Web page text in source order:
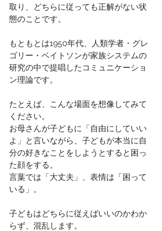
取り、どちらに従っても正解がない状
態のことです。
もともとは1950年代、人類学者・グレ
ゴリー・ベイトソンが家族システムの
研究の中で提唱したコミュニケーショ
ン理論です。
たとえば、こんな場面を想像してみて
ください。
お母さんが子どもに「自由にしていい
よ」と言いながら、子どもが本当に自
分の好きなことをしようとすると困っ
た顔をする。
言葉では「大丈夫」、表情は「困って
いる」。
子どもはどちらに従えばいいのかわか
らず、混乱します。